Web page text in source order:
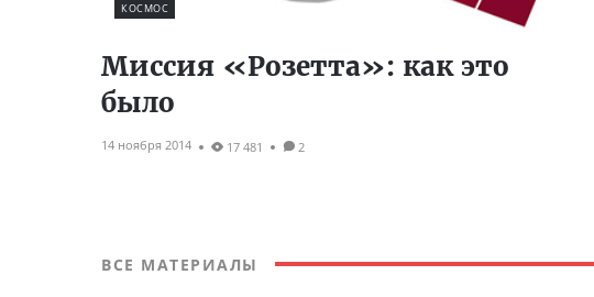
КОСМОС
Миссия «Розетта»: как это
было
14 ноября 2014 17 481 2
ВСЕ МАТЕРИАЛЫ